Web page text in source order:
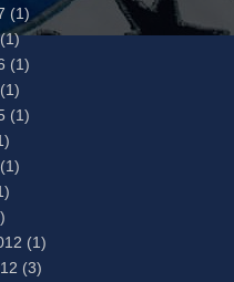
(1)
(1)
(1)
(1)
(1)
(1)
(1)
(3)